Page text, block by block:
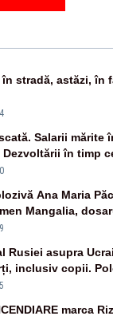
stradă, astăzi, în
Salarii mărite
în timp
Ana Maria
Mangalia,
României
Rusiei asupra
inclusiv copii.
de vânătoare
marca